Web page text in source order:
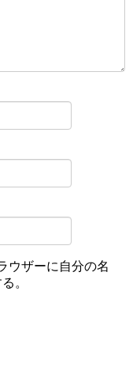
ウザーに自分の名
。